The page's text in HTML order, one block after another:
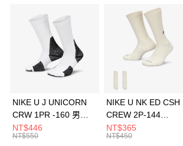
3 期 0 利率 每期
合作金庫商業銀行
第一商業銀行
華南商業銀行
彰化商業銀行
上海商業儲蓄銀行
元大商業銀行
Apple Pay
全盈+PAY
AFTEE先享後付
NIKE U J UNICORN
CRW 1PR -160 男女
中統襪 FZ3393100
NT$446
NT$550
NIKE U NK ED CSH
CREW 2P-144
EMBRDY 男女 短統襪
FZ3073133
NT$365
NT$450